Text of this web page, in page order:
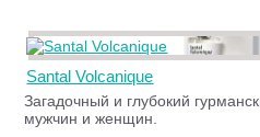
Santal Volcanique
Загадочный и глубокий
мужчин и женщин.